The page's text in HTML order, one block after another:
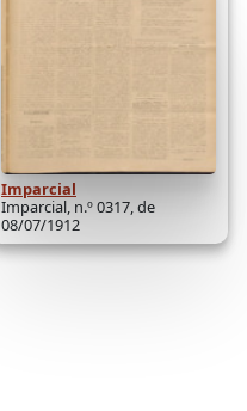
Imparcial
Imparcial, n.º 0317, de
08/07/1912